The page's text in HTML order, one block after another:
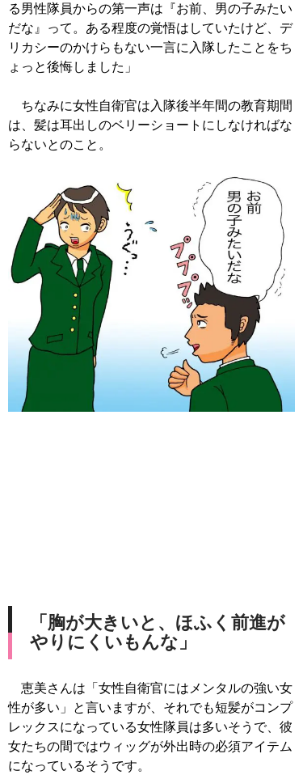
る男性隊員からの第一声は『お前、男の子みたい
だな』って。ある程度の覚悟はしていたけど、デ
リカシーのかけらもない一言に入隊したことをち
ょっと後悔しました」
ちなみに女性自衛官は入隊後半年間の教育期間
は、髪は耳出しのベリーショートにしなければな
らないとのこと。
「胸が大きいと、ほふく前進が
やりにくいもんな」
恵美さんは「女性自衛官にはメンタルの強い女
性が多い」と言いますが、それでも短髪がコンプ
レックスになっている女性隊員は多いそうで、彼
女たちの間ではウィッグが外出時の必須アイテム
になっているそうです。